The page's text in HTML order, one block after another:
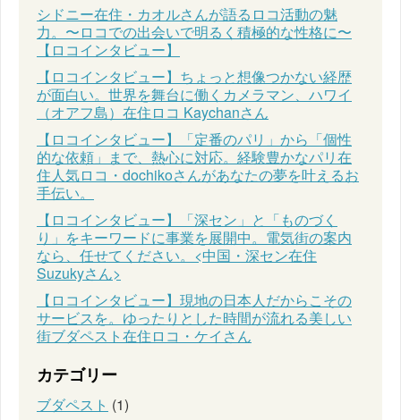
シドニー在住・カオルさんが語るロコ活動の魅
力。〜ロコでの出会いで明るく積極的な性格に〜
【ロコインタビュー】
【ロコインタビュー】ちょっと想像つかない経歴
が面白い。世界を舞台に働くカメラマン、ハワイ
（オアフ島）在住ロコ Kaychanさん
【ロコインタビュー】「定番のパリ」から「個性
的な依頼」まで、熱心に対応。経験豊かなパリ在
住人気ロコ・dochikoさんがあなたの夢を叶えるお
手伝い。
【ロコインタビュー】「深セン」と「ものづく
り」をキーワードに事業を展開中。電気街の案内
なら、任せてください。<中国・深セン在住
Suzukyさん>
【ロコインタビュー】現地の日本人だからこその
サービスを。ゆったりとした時間が流れる美しい
街ブダペスト在住ロコ・ケイさん
カテゴリー
ブダペスト (1)